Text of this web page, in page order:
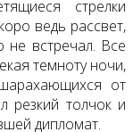
стрелки
ведь рассвет,
не встречал. Все
темноту ночи,
от
резкий толчок и
дипломат.